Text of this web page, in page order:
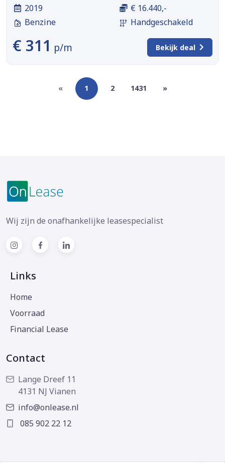
2019
Benzine
€ 16.440,-
Handgeschakeld
€ 311 p/m Bekijk deal
« 1 2 1431 »
Wij zijn de onafhankelijke leasespecialist
Links
Home
Voorraad
Financial Lease
Contact
Lange Dreef 11
4131 NJ Vianen
info@onlease.nl
085 902 22 12